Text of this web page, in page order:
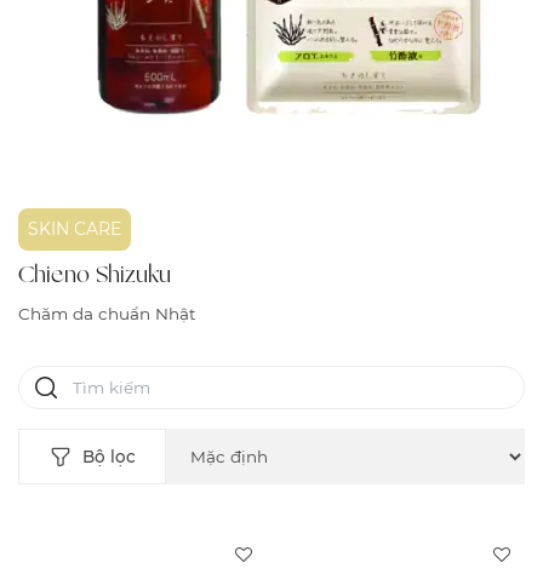
SKIN CARE
Chieno Shizuku
Chăm da chuẩn Nhật
Bộ lọc